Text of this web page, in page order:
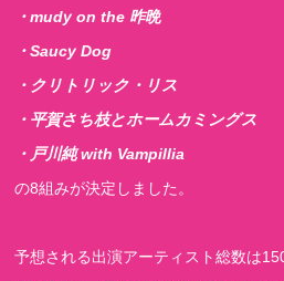
・mudy on the 昨晩
・Saucy Dog
・クリトリック・リス
・平賀さち枝とホームカミングス
・戸川純 with Vampillia
の8組みが決定しました。
予想される出演アーティスト総数は